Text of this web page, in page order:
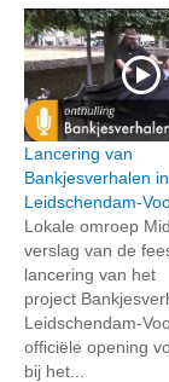
Lancering van
Bankjesverhalen in
Leidschendam-
Lokale omroep
verslag van de
lancering van het
project
Leidschendam-
officiële opening
bij het...